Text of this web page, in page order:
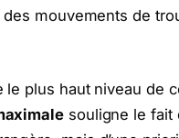
mouvements de
plus haut niveau de
souligne le fait